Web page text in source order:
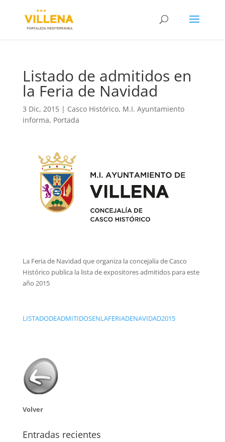
Listado de admitidos en
la Feria de Navidad
3 Dic, 2015| Casco Histórico, M.I. Ayuntamiento
informa, Portada
La Feria de Navidad que organiza la concejalía de Casco
Histórico publica la lista de expositores admitidos para este
año 2015
LISTADODEADMITIDOSENLAFERIADENAVIDAD2015
Volver
Entradas recientes